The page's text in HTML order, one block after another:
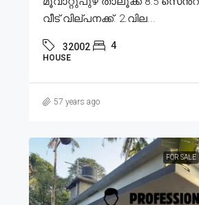
വീട് വില്പനക്ക്. 2.വില...
32002 4
HOUSE
57 years ago
FOR SALE